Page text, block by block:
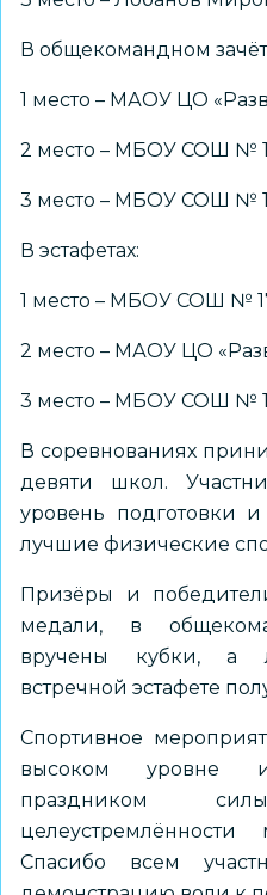
В общекомандном
1 место – МАОУ ЦО
2 место – МБОУ СОШ №
3 место – МБОУ СОШ №
В эстафетах:
1 место – МБОУ СОШ №
2 место – МАОУ ЦО
3 место – МБОУ СОШ №
В соревнованиях
девяти школ.
уровень подготовки
лучшие физические
Призёры и
медали, в
вручены кубки, а
встречной эстафете
Спортивное
высоком уровне
праздником
целеустремлённости
Спасибо всем